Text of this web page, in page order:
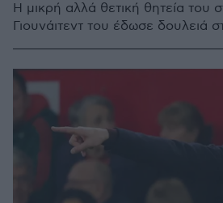
Η μικρή αλλά θετική θητεία του
Γιουνάιτεντ του έδωσε δουλειά